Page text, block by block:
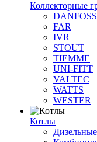
Коллекторные
DANFOSS
FAR
IVR
STOUT
TIEMME
UNI-FITT
VALTEC
WATTS
WESTER
Котлы